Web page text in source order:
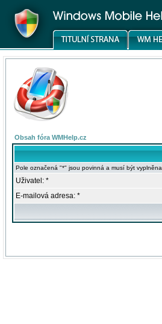
Obsah fóra WMHelp.cz
Pole označená "*" jsou povinná a musí být vyplněna
Uživatel: *
E-mailová adresa: *